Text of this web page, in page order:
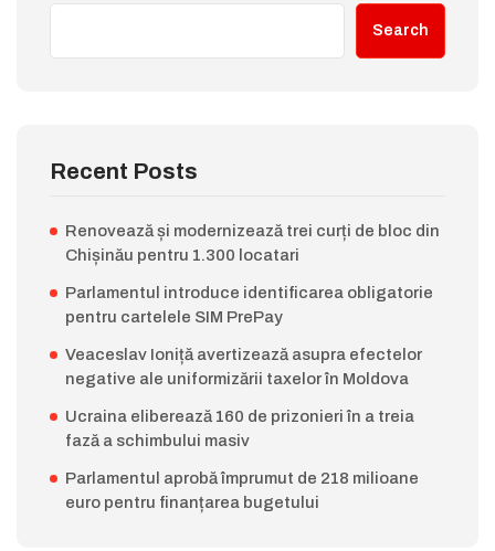
Search
Recent Posts
Renovează și modernizează trei curți de bloc din
Chișinău pentru 1.300 locatari
Parlamentul introduce identificarea obligatorie
pentru cartelele SIM PrePay
Veaceslav Ioniță avertizează asupra efectelor
negative ale uniformizării taxelor în Moldova
Ucraina eliberează 160 de prizonieri în a treia
fază a schimbului masiv
Parlamentul aprobă împrumut de 218 milioane
euro pentru finanțarea bugetului